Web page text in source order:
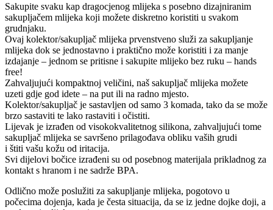
Sakupite svaku kap dragocjenog mlijeka s posebno dizajniranim
sakupljačem mlijeka koji možete diskretno koristiti u svakom
grudnjaku.
Ovaj kolektor/sakupljač mlijeka prvenstveno služi za sakupljanje
mlijeka dok se jednostavno i praktično može koristiti i za manje
izdajanje – jednom se pritisne i sakupite mlijeko bez ruku – hands
free!
Zahvaljujući kompaktnoj veličini, naš sakupljač mlijeka možete
uzeti gdje god idete – na put ili na radno mjesto.
Kolektor/sakupljač je sastavljen od samo 3 komada, tako da se može
brzo sastaviti te lako rastaviti i očistiti.
Lijevak je izrađen od visokokvalitetnog silikona, zahvaljujući tome
sakupljač mlijeka se savršeno prilagođava obliku vaših grudi
i štiti vašu kožu od iritacija.
Svi dijelovi bočice izrađeni su od posebnog materijala prikladnog za
kontakt s hranom i ne sadrže BPA.
Odlično može poslužiti za sakupljanje mlijeka, pogotovo u
počecima dojenja, kada je česta situacija, da se iz jedne dojke doji, a